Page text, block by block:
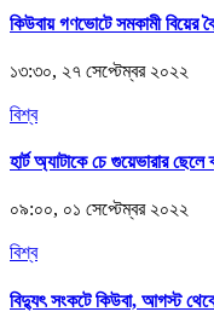
কিউবায় গণভোটে সমকামী বিয়ের
১৩:৩০, ২৭ সেপ্টেম্বর ২০২২
বিশ্ব
হার্ট অ্যাটাকে চে গুয়েভারার
০৯:০০, ০১ সেপ্টেম্বর ২০২২
বিশ্ব
বিদ্যুৎ সংকটে কিউবা, আগস্ট